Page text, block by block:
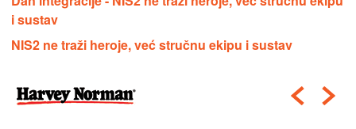
i sustav
NIS2 ne traži heroje, već stručnu ekipu i sustav